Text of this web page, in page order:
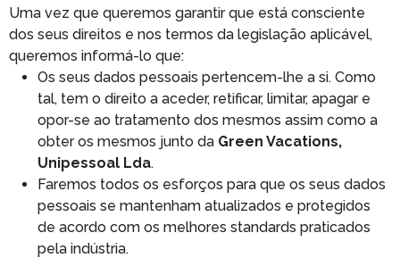
Uma vez que queremos garantir que está consciente
dos seus direitos e nos termos da legislação aplicável,
queremos informá-lo que:
Os seus dados pessoais pertencem-lhe a si. Como
tal, tem o direito a aceder, retificar, limitar, apagar e
opor-se ao tratamento dos mesmos assim como a
obter os mesmos junto da Green Vacations,
Unipessoal Lda.
Faremos todos os esforços para que os seus dados
pessoais se mantenham atualizados e protegidos
de acordo com os melhores standards praticados
pela indústria.